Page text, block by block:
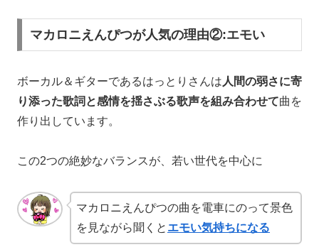
マカロニえんぴつが人気の理由②:エモい
ボーカル＆ギターであるはっとりさんは 人間の弱さに寄
り添った歌詞と感情を揺さぶる歌声を組み合わせて曲を
作り出しています。
この2つの絶妙なバランスが、若い世代を中心に
マカロニえんぴつの曲を電車にのって景色
を見ながら聞くと エモい気持ちになる